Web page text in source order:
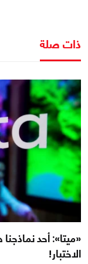
ذات صلة
«ميتا»: أحد
الاختبار!